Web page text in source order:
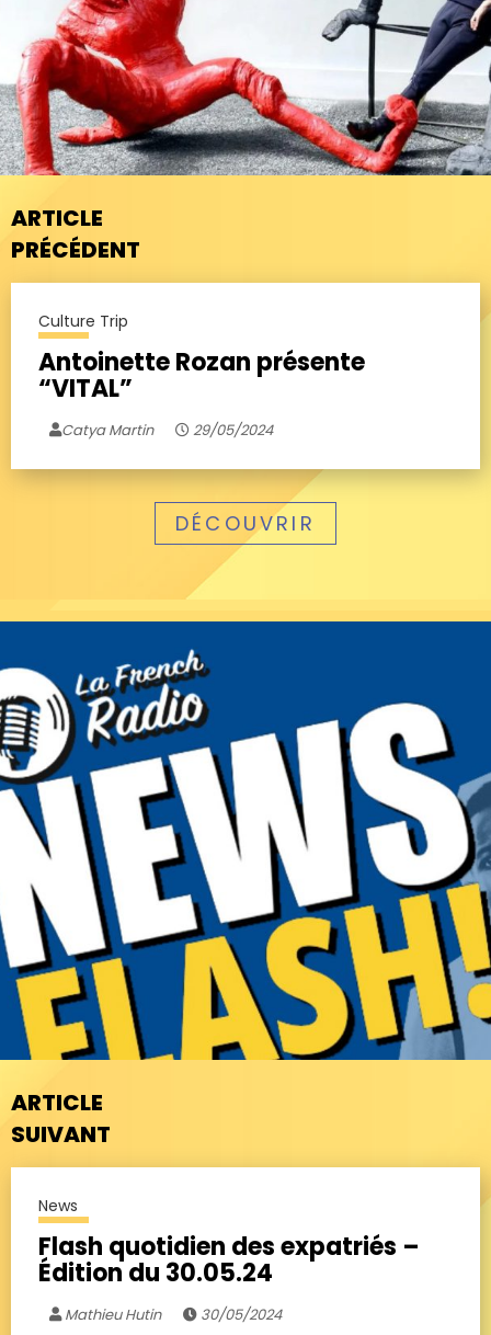
ARTICLE
PRÉCÉDENT
Culture Trip
Antoinette Rozan présente
“VITAL”
Catya Martin 29/05/2024
DÉCOUVRIR
ARTICLE
SUIVANT
News
Flash quotidien des expatriés –
Édition du 30.05.24
Mathieu Hutin 30/05/2024